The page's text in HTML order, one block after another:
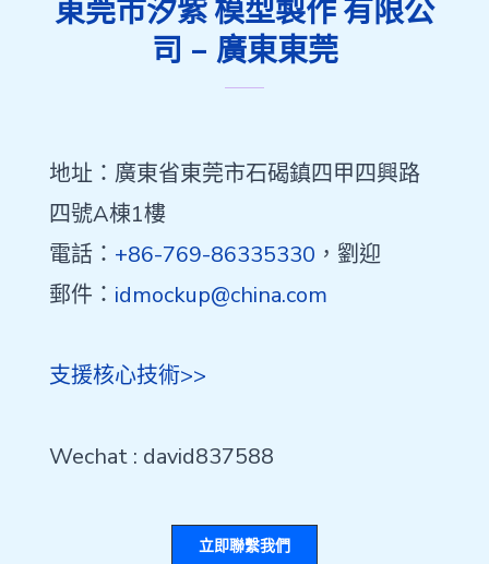
東莞市汐紫 模型製作 有限公
司 – 廣東東莞
地址：廣東省東莞市石碣鎮四甲四興路
四號A棟1樓
電話： +86-769-86335330 ，劉迎
郵件： idmockup@china.com
支援核心技術>>
Wechat : david837588
立即聯繫我們